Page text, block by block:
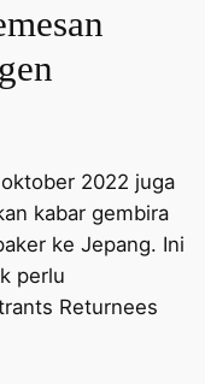
2022 juga
kabar gembira
ke Jepang. Ini
perlu
Returnees